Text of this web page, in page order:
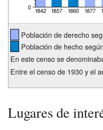
Población de derecho
Población de hecho
En este censo se
Entre el censo de 1930 y el
Lugares de